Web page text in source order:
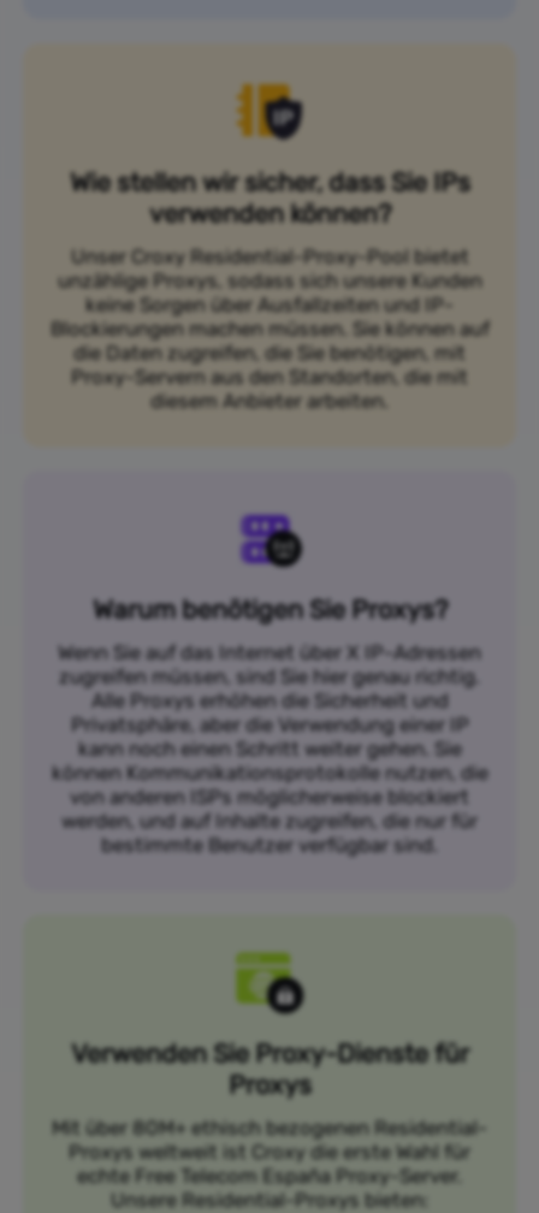
Wie stellen wir sicher, dass Sie IPs
verwenden können?
Unser Croxy Residential-Proxy-Pool bietet
unzählige Proxys, sodass sich unsere Kunden
keine Sorgen über Ausfallzeiten und IP-
Blockierungen machen müssen. Sie können auf
die Daten zugreifen, die Sie benötigen, mit
Proxy-Servern aus den Standorten, die mit
diesem Anbieter arbeiten.
Warum benötigen Sie Proxys?
Wenn Sie auf das Internet über X IP-Adressen
zugreifen müssen, sind Sie hier genau richtig.
Alle Proxys erhöhen die Sicherheit und
Privatsphäre, aber die Verwendung einer IP
kann noch einen Schritt weiter gehen. Sie
können Kommunikationsprotokolle nutzen, die
von anderen ISPs möglicherweise blockiert
werden, und auf Inhalte zugreifen, die nur für
bestimmte Benutzer verfügbar sind.
Verwenden Sie Proxy-Dienste für
Proxys
Mit über 80M+ ethisch bezogenen Residential-
Proxys weltweit ist Croxy die erste Wahl für
echte Free Telecom España Proxy-Server.
Unsere Residential-Proxys bieten: